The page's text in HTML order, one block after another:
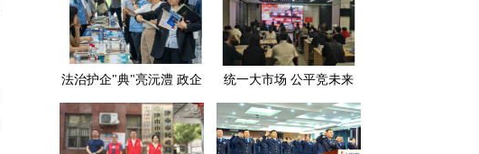
法治护企"典"亮沅澧 政企
携手共筑发展"防护墙"
统一大市场 公平竞未来
——常德市民政局多措并
举开展公平竞争审查工作